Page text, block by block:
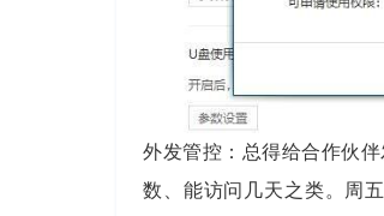
外发管控：总得给合作伙
数、能访问几天之类。周